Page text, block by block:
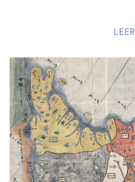
LEER